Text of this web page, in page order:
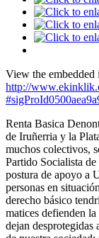
View the embedded
http://
Renta Basica
de Iruñerria y la
muchos colectivos,
Partido Socialista
postura de apoyo a
personas en
derecho básico
matices defienden
dejan desprotegidas